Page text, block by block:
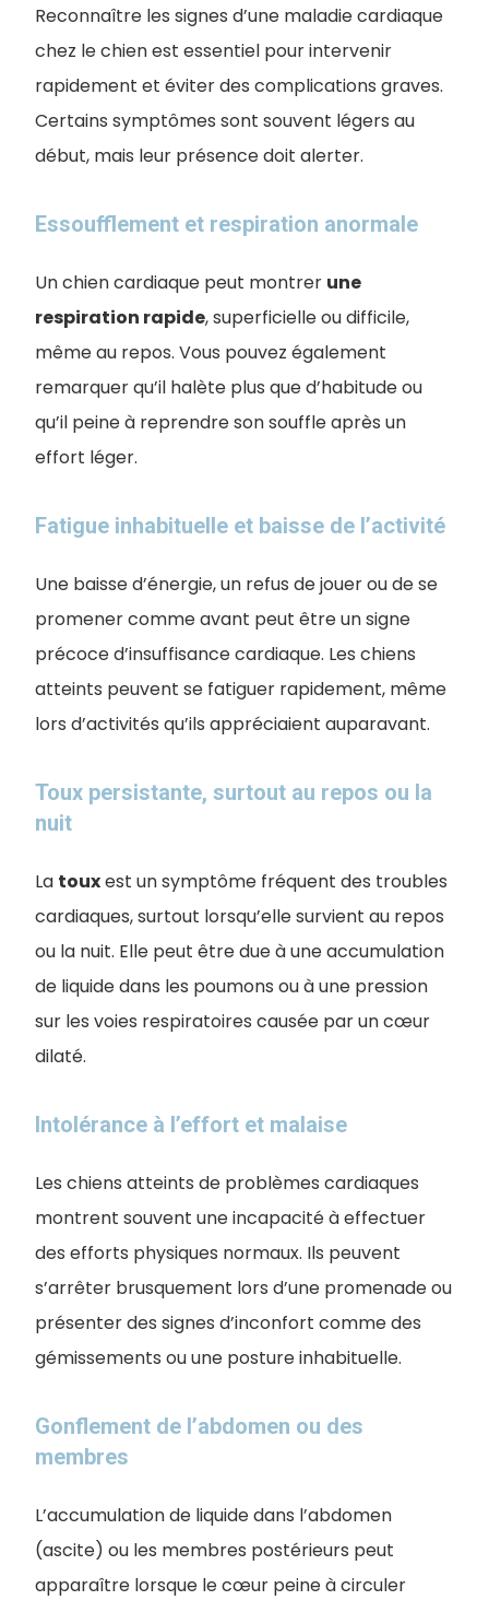
Reconnaître les signes d’une maladie cardiaque
chez le chien est essentiel pour intervenir
rapidement et éviter des complications graves.
Certains symptômes sont souvent légers au
début, mais leur présence doit alerter.
Essoufflement et respiration anormale
Un chien cardiaque peut montrer une
respiration rapide, superficielle ou difficile,
même au repos. Vous pouvez également
remarquer qu’il halète plus que d’habitude ou
qu’il peine à reprendre son souffle après un
effort léger.
Fatigue inhabituelle et baisse de l’activité
Une baisse d’énergie, un refus de jouer ou de se
promener comme avant peut être un signe
précoce d’insuffisance cardiaque. Les chiens
atteints peuvent se fatiguer rapidement, même
lors d’activités qu’ils appréciaient auparavant.
Toux persistante, surtout au repos ou la
nuit
La touxest un symptôme fréquent des troubles
cardiaques, surtout lorsqu’elle survient au repos
ou la nuit. Elle peut être due à une accumulation
de liquide dans les poumons ou à une pression
sur les voies respiratoires causée par un cœur
dilaté.
Intolérance à l’effort et malaise
Les chiens atteints de problèmes cardiaques
montrent souvent une incapacité à effectuer
des efforts physiques normaux. Ils peuvent
s’arrêter brusquement lors d’une promenade ou
présenter des signes d’inconfort comme des
gémissements ou une posture inhabituelle.
Gonflement de l’abdomen ou des
membres
L’accumulation de liquide dans l’abdomen
(ascite) ou les membres postérieurs peut
apparaître lorsque le cœur peine à circuler